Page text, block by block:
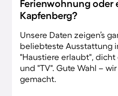
Ferienwohnung oder
Kapfenberg?
Unsere Daten zeigen’s
beliebteste Ausstattung
"Haustiere erlaubt",
und "TV". Gute Wahl –
gemacht.